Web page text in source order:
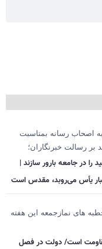
اصحاب رسانه بمناسبت
بر رسالت خبرنگاران؛
در جامعه بارور سازند |
یأس می‌روبد، مقدس است
های نمازجمعه این هفته
است/ دولت در فصل